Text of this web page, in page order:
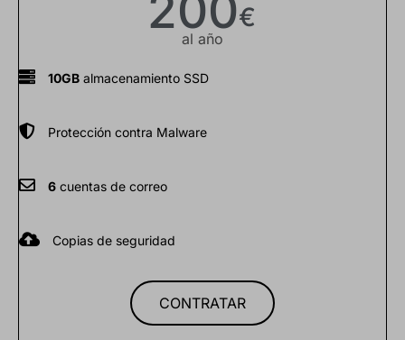
€
al año
10GB almacenamiento SSD
Protección contra Malware
6 cuentas de correo
Copias de seguridad
CONTRATAR